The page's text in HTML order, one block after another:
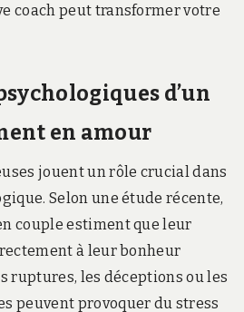
coach peut transformer votre
d’un
en amour
jouent un rôle crucial dans
Selon une étude récente,
couple estiment que leur
à leur bonheur
ruptures, les déceptions ou les
peuvent provoquer du stress